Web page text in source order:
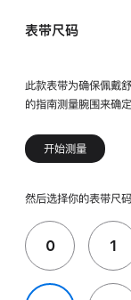
表带尺码
此款表带为确保佩戴
的指南测量腕围来确
开始测量
然后选择你的表带尺码
0 1